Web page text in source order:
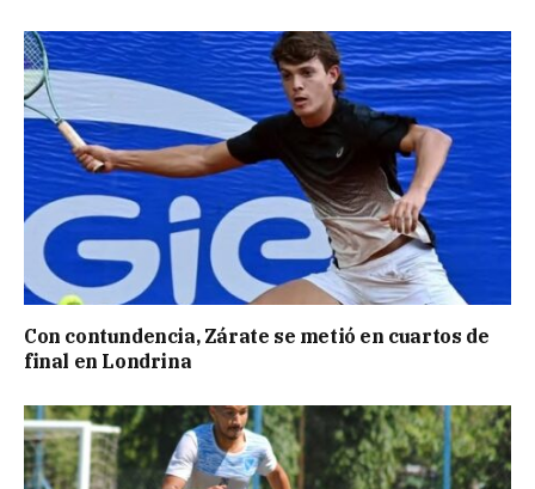
Con contundencia, Zárate se metió en cuartos de
final en Londrina